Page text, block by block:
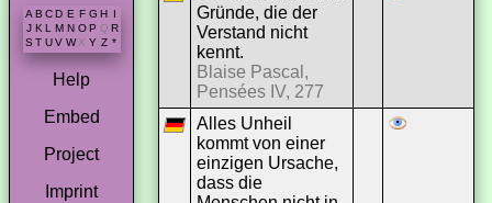
A B C D E F G H
J K L M N O P Q R
S T U V W X Y Z *
Help
Embed
Project
Imprint
Gründe, die der
Verstand nicht
kennt.
Blaise Pascal,
Pensées IV, 277
Alles Unheil
kommt von einer
einzigen Ursache,
dass die